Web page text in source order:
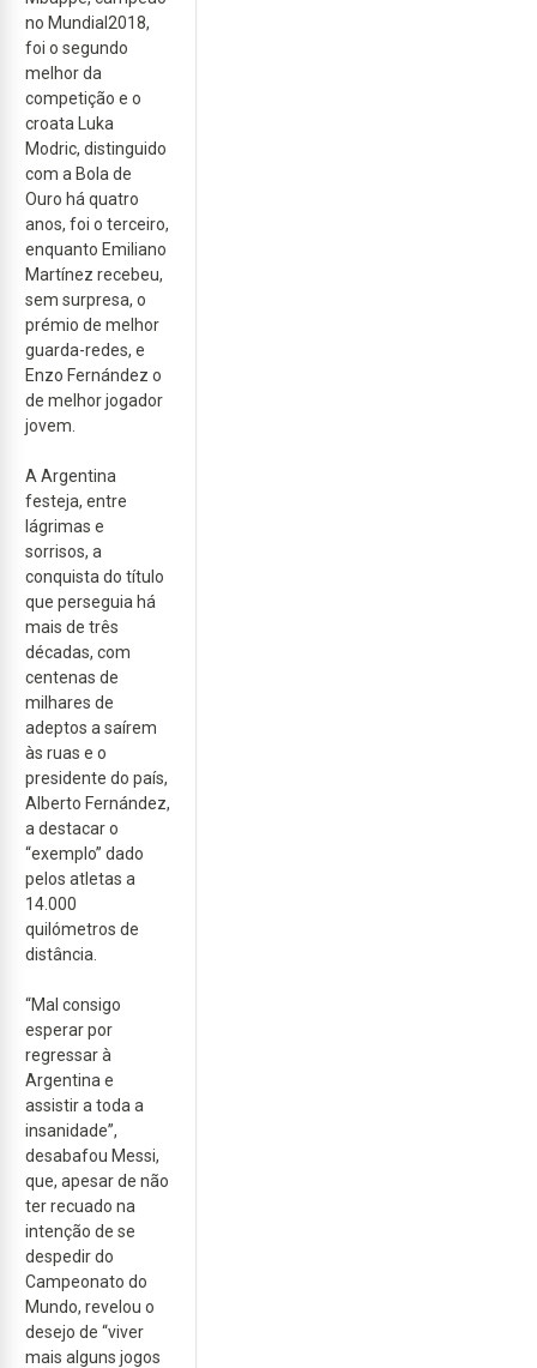
no Mundial2018,
foi o segundo
melhor da
competição e o
croata Luka
Modric, distinguido
com a Bola de
Ouro há quatro
anos, foi o terceiro,
enquanto Emiliano
Martínez recebeu,
sem surpresa, o
prémio de melhor
guarda-redes, e
Enzo Fernández o
de melhor jogador
jovem.
A Argentina
festeja, entre
lágrimas e
sorrisos, a
conquista do título
que perseguia há
mais de três
décadas, com
centenas de
milhares de
adeptos a saírem
às ruas e o
presidente do país,
Alberto Fernández,
a destacar o
“exemplo” dado
pelos atletas a
14.000
quilómetros de
distância.
“Mal consigo
esperar por
regressar à
Argentina e
assistir a toda a
insanidade”,
desabafou Messi,
que, apesar de não
ter recuado na
intenção de se
despedir do
Campeonato do
Mundo, revelou o
desejo de “viver
mais alguns jogos